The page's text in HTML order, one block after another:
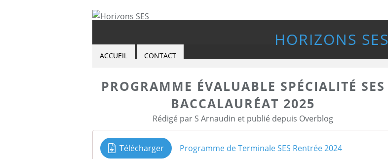
HORIZONS SES
ACCUEIL CONTACT
PROGRAMME ÉVALUABLE SPÉCIALITÉ SES
BACCALAURÉAT 2025
Rédigé par S Arnaudin et publié depuis Overblog
Télécharger Programme de Terminale SES Rentrée 2024